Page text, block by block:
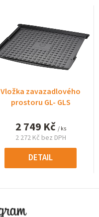
Vložka zavazadlového
prostoru GL- GLS
2 749 Kč / ks
2 272 Kč bez DPH
Měrná
cena:
DETAIL